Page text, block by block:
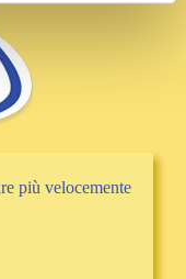
più velocemente